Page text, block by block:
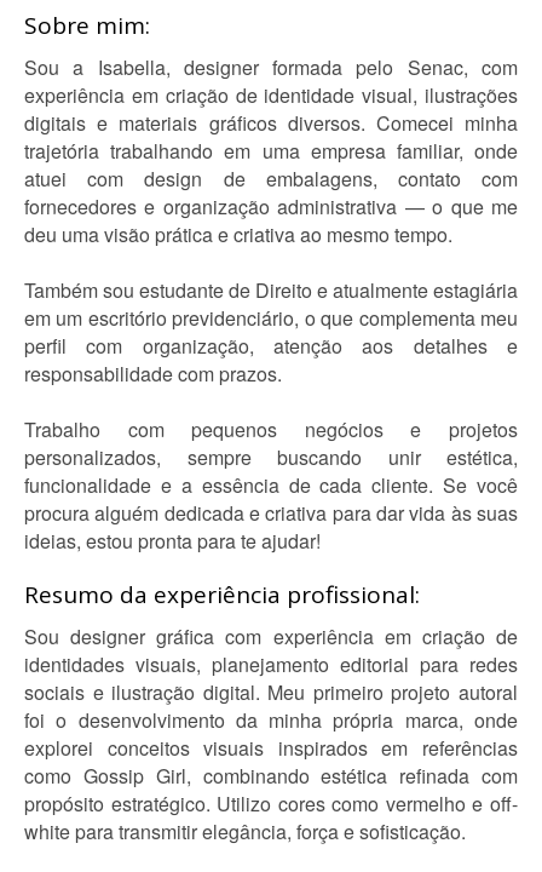
Sobre mim:
Sou a Isabella, designer formada pelo Senac, com
experiência em criação de identidade visual, ilustrações
digitais e materiais gráficos diversos. Comecei minha
trajetória trabalhando em uma empresa familiar, onde
atuei com design de embalagens, contato com
fornecedores e organização administrativa — o que me
deu uma visão prática e criativa ao mesmo tempo.
Também sou estudante de Direito e atualmente estagiária
em um escritório previdenciário, o que complementa meu
perfil com organização, atenção aos detalhes e
responsabilidade com prazos.
Trabalho com pequenos negócios e projetos
personalizados, sempre buscando unir estética,
funcionalidade e a essência de cada cliente. Se você
procura alguém dedicada e criativa para dar vida às suas
ideias, estou pronta para te ajudar!
Resumo da experiência profissional:
Sou designer gráfica com experiência em criação de
identidades visuais, planejamento editorial para redes
sociais e ilustração digital. Meu primeiro projeto autoral
foi o desenvolvimento da minha própria marca, onde
explorei conceitos visuais inspirados em referências
como Gossip Girl, combinando estética refinada com
propósito estratégico. Utilizo cores como vermelho e off-
white para transmitir elegância, força e sofisticação.